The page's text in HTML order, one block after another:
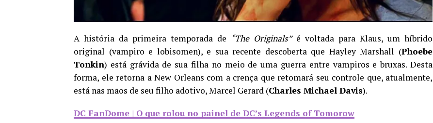
A história da primeira temporada de “The Originals”é voltada para Klaus, um híbrido
original (vampiro e lobisomen), e sua recente descoberta que Hayley Marshall (Phoebe
Tonkin) está grávida de sua filha no meio de uma guerra entre vampiros e bruxas. Desta
forma, ele retorna a New Orleans com a crença que retomará seu controle que, atualmente,
está nas mãos de seu filho adotivo, Marcel Gerard (Charles Michael Davis).
DC FanDome | O que rolou no painel de DC’s Legends of Tomorow